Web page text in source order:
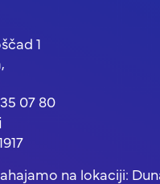
1
07 80
na lokaciji: